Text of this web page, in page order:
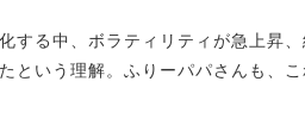
する中、ボラティリティが急上昇
という理解。ふりーパパさんも、